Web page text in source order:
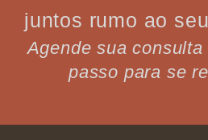
juntos rumo ao
Agende sua
passo para se